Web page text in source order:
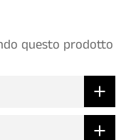
questo prodotto